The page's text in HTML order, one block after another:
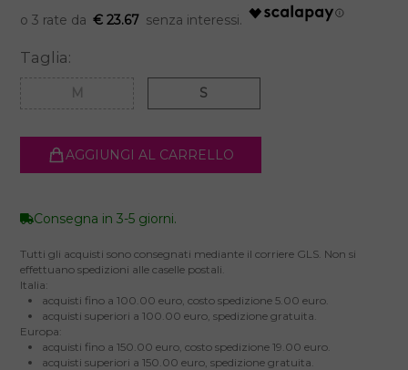
€ 23.67
Taglia:
M S
AGGIUNGI AL CARRELLO
Consegna in 3-5 giorni.
Tutti gli acquisti sono consegnati mediante il corriere GLS. Non si
effettuano spedizioni alle caselle postali.
Italia:
acquisti fino a 100.00 euro, costo spedizione 5.00 euro.
acquisti superiori a 100.00 euro, spedizione gratuita.
Europa:
acquisti fino a 150.00 euro, costo spedizione 19.00 euro.
acquisti superiori a 150.00 euro, spedizione gratuita.